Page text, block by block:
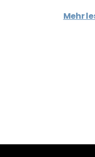
Mehr